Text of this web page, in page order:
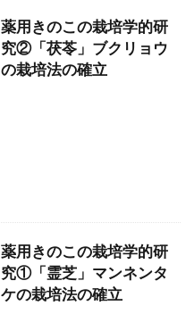
薬用きのこの栽培学的研
究②「茯苓」ブクリョウ
の栽培法の確立
薬用きのこの栽培学的研
究①「霊芝」マンネンタ
ケの栽培法の確立